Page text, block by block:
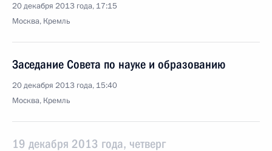
20 декабря 2013 года, 17:15
Москва, Кремль
Заседание Совета по науке и образованию
20 декабря 2013 года, 15:40
Москва, Кремль
19 декабря 2013 года, четверг